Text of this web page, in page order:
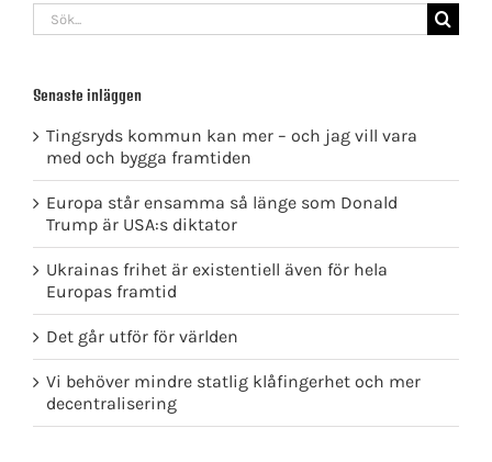
Sök
efter:
Senaste inläggen
Tingsryds kommun kan mer – och jag vill vara
med och bygga framtiden
Europa står ensamma så länge som Donald
Trump är USA:s diktator
Ukrainas frihet är existentiell även för hela
Europas framtid
Det går utför för världen
Vi behöver mindre statlig klåfingerhet och mer
decentralisering